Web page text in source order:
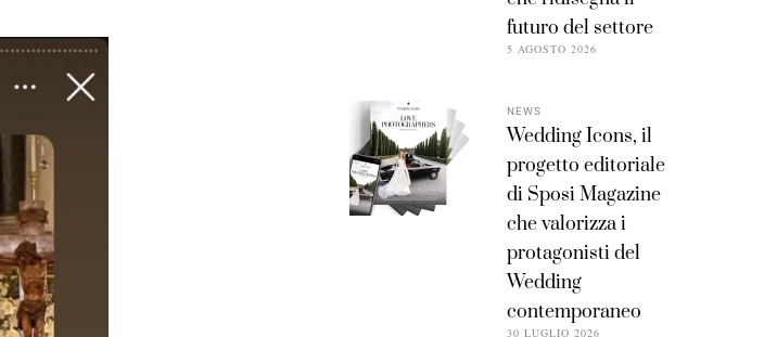
futuro del settore
5 AGOSTO 2026
NEWS
Wedding Icons, il
progetto editoriale
di Sposi Magazine
che valorizza i
protagonisti del
Wedding
contemporaneo
30 LUGLIO 2026